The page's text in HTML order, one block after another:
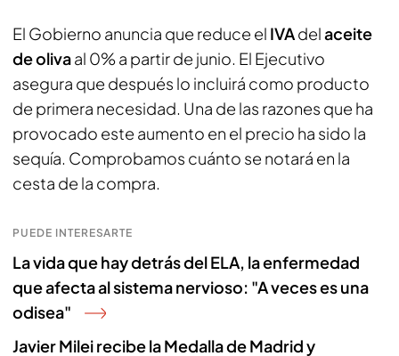
El Gobierno anuncia que reduce el IVAdelaceite
de olivaal 0% a partir de junio. El Ejecutivo
asegura que después lo incluirá como producto
de primera necesidad. Una de las razones que ha
provocado este aumento en el precio ha sido la
sequía. Comprobamos cuánto se notará en la
cesta de la compra.
PUEDE INTERESARTE
La vida que hay detrás del ELA, la enfermedad
que afecta al sistema nervioso: "A veces es una
odisea"
Javier Milei recibe la Medalla de Madrid y